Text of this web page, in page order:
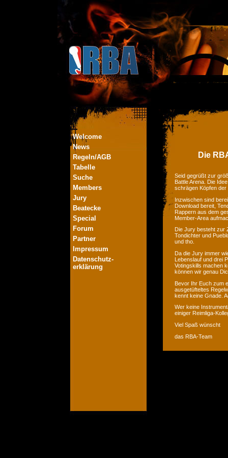
Welcome
News
Regeln/AGB
Tabelle
Suche
Members
Jury
Beatecke
Special
Forum
Partner
Impressum
Datenschutz-
erklärung
Die
Seid gegrüßt zur
Battle Arena. Die
schrägen Köpfen
Inzwischen sind
Download bereit,
Rappern aus dem
Member-Area
Die Jury besteht zur
Tondichter und
und tho.
Da die Jury immer
Lebenslauf und drei
Votingskills machen
können wir genau
Bevor Ihr Euch zum
ausgetüfteltes
kennt keine Gnade.
Wer keine
einiger Reimliga-
Viel Spaß wünscht
das RBA-Team